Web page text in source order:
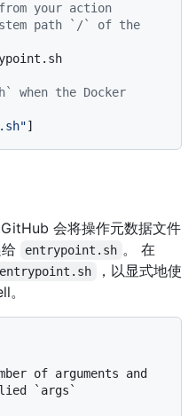
your action
path `/` of the
when the Docker
]
会将操作元数据文件
entrypoint.sh 。 在
entrypoint.sh
，以显式地使
of arguments and
`args`